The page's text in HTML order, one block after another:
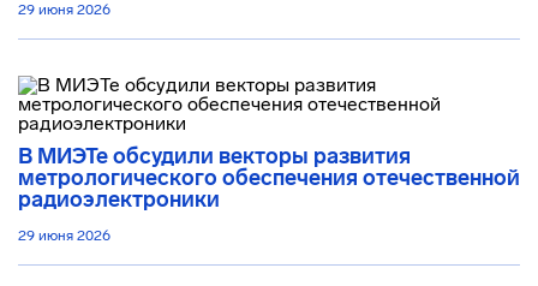
29 июня 2026
В МИЭТе обсудили векторы развития
метрологического обеспечения отечественной
радиоэлектроники
29 июня 2026